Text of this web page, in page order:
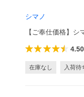
シマノ
【ご奉仕価格】
4.50
在庫なし 入荷待